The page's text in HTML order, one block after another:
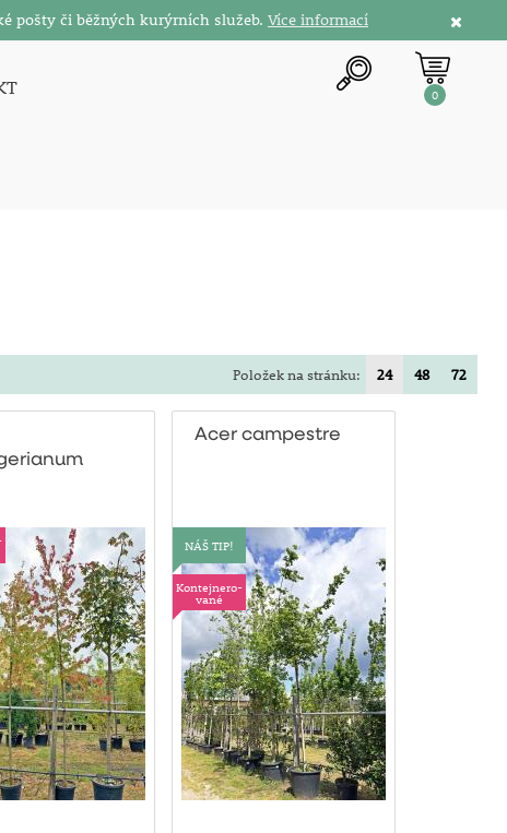
pošty či běžných kurýrních služeb. Více informací
0
Položek na stránku: 24 48 72
Acer campestre
NÁŠ TIP!
Kontejnero-
vané